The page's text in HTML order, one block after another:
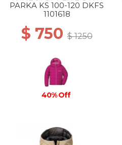
PARKA KS 100-120 DKFS
1101618
$ 750$ 1250
40% Off